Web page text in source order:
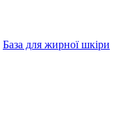
База для жирної шкіри